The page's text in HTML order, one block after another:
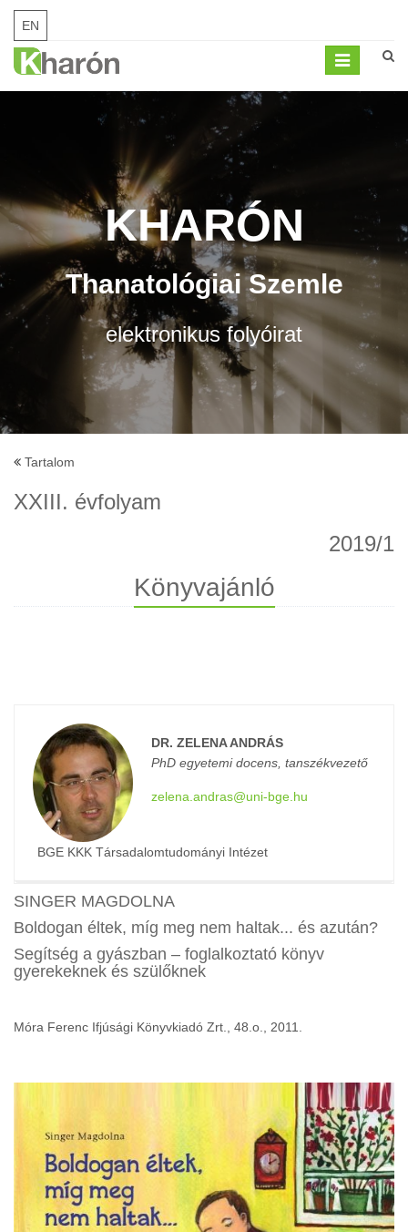
EN
Mobil
KHARÓN
Thanatológiai Szemle
elektronikus folyóirat
Tartalom
XXIII. évfolyam
2019/1
Könyvajánló
DR. ZELENA ANDRÁS
PhD egyetemi docens, tanszékvezető
zelena.andras@uni-bge.hu
BGE KKK Társadalomtudományi Intézet
SINGER MAGDOLNA
Boldogan éltek, míg meg nem haltak... és azután?
Segítség a gyászban – foglalkoztató könyv
gyerekeknek és szülőknek
Móra Ferenc Ifjúsági Könyvkiadó Zrt., 48.o., 2011.